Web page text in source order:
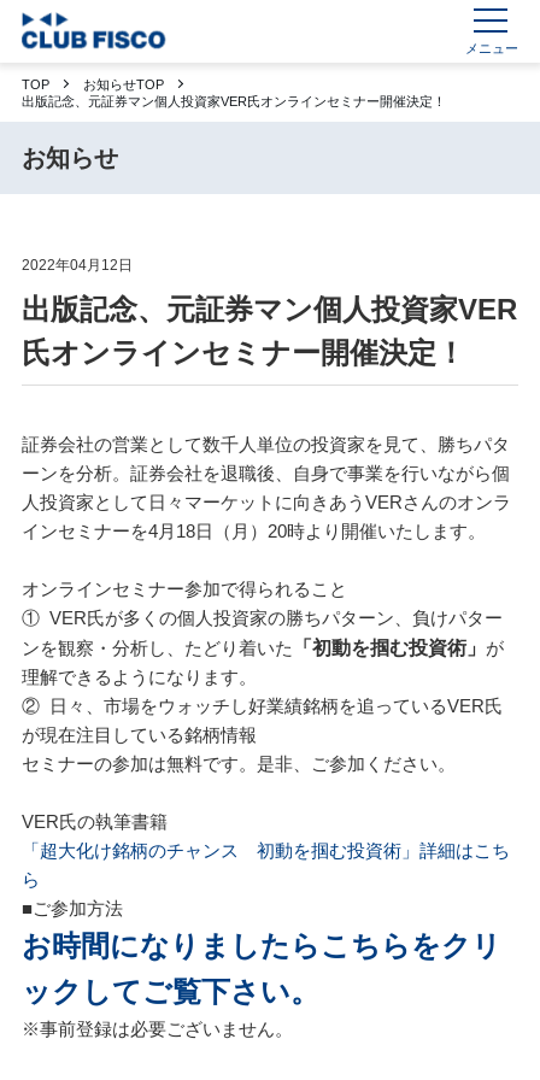
メニュー
TOP
お知らせTOP
出版記念、元証券マン個人投資家VER氏オンラインセミナー開催決定！
お知らせ
2022年04月12日
出版記念、元証券マン個人投資家VER
氏オンラインセミナー開催決定！
証券会社の営業として数千人単位の投資家を見て、勝ちパタ
ーンを分析。証券会社を退職後、自身で事業を行いながら個
人投資家として日々マーケットに向きあうVERさんのオンラ
インセミナーを4月18日（月）20時より開催いたします。
オンラインセミナー参加で得られること
① VER氏が多くの個人投資家の勝ちパターン、負けパター
ンを観察・分析し、たどり着いた
「初動を掴む投資術」 が
理解できるようになります。
② 日々、市場をウォッチし好業績銘柄を追っているVER氏
が現在注目している銘柄情報
セミナーの参加は無料です。是非、ご参加ください。
VER氏の執筆書籍
「超大化け銘柄のチャンス 初動を掴む投資術」詳細はこち
ら
■ご参加方法
お時間になりましたらこちらをクリ
ックしてご覧下さい。
※事前登録は必要ございません。